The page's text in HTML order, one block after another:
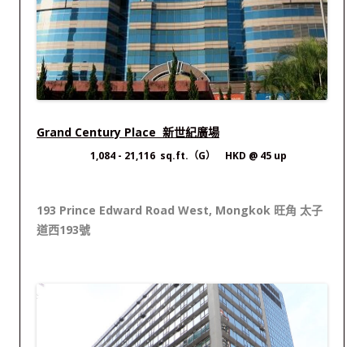
Grand Century Place 新世紀廣場
1,084 - 21,116 sq.ft.（G） HKD @ 45 up
193 Prince Edward Road West, Mongkok 旺角 太子
道西193號